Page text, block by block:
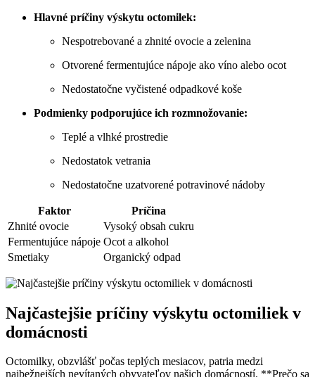
Hlavné príčiny výskytu octomilek:
Nespotrebované a zhnité ovocie a zelenina
Otvorené fermentujúce nápoje ako víno alebo ocot
Nedostatočne vyčistené odpadkové koše
Podmienky podporujúce ich rozmnožovanie:
Teplé a vlhké prostredie
Nedostatok vetrania
Nedostatočne uzatvorené potravinové nádoby
Faktor
Príčina
Zhnité ovocie
Vysoký obsah cukru
Fermentujúce nápoje Ocot a alkohol
Smetiaky
Organický odpad
Najčastejšie príčiny výskytu octomiliek v
domácnosti
Octomilky, obzvlášť počas teplých mesiacov, patria medzi
najbežnejších nevítaných obyvateľov našich domácností. **Prečo sa